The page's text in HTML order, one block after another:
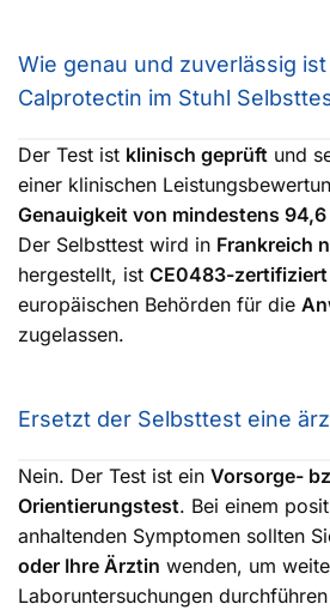
Wie genau und zuverlässig
Calprotectin im Stuhl
Der Test ist klinisch geprüft und
einer klinischen
Genauigkeit von mindestens 94,6
Der Selbsttest wird in Frankreich
hergestellt, ist CE0483-zertifiziert
europäischen Behörden für die
zugelassen.
Ersetzt der Selbsttest eine
Nein. Der Test ist ein Vorsorge-
Orientierungstest. Bei einem
anhaltenden Symptomen sollten
oder Ihre Ärztin wenden, um
Laboruntersuchungen